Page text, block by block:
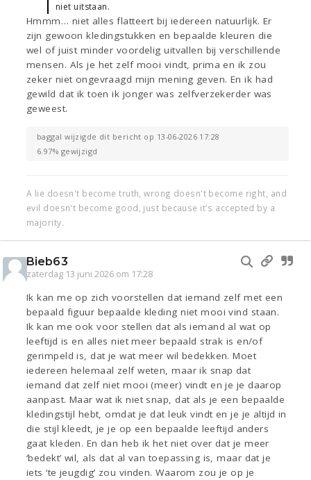
niet uitstaan.
Hmmm… niet alles flatteert bij iedereen natuurlijk. Er
zijn gewoon kledingstukken en bepaalde kleuren die
wel of juist minder voordelig uitvallen bij verschillende
mensen. Als je het zelf mooi vindt, prima en ik zou
zeker niet ongevraagd mijn mening geven. En ik had
gewild dat ik toen ik jonger was zelfverzekerder was
geweest.
baggal wijzigde dit bericht op 13-06-2026 17:28
6.97% gewijzigd
A lie doesn't become truth, wrong doesn't become right, and
evil doesn't become good, just because it's accepted by a
majority.
Bieb63
zaterdag 13 juni 2026 om 17:28
Ik kan me op zich voorstellen dat iemand zelf met een
bepaald figuur bepaalde kleding niet mooi vind staan.
Ik kan me ook voor stellen dat als iemand al wat op
leeftijd is en alles niet meer bepaald strak is en/of
gerimpeld is, dat je wat meer wil bedekken. Moet
iedereen helemaal zelf weten, maar ik snap dat
iemand dat zelf niet mooi (meer) vindt en je je daarop
aanpast. Maar wat ik niet snap, dat als je een bepaalde
kledingstijl hebt, omdat je dat leuk vindt en je je altijd in
die stijl kleedt, je je op een bepaalde leeftijd anders
gaat kleden. En dan heb ik het niet over dat je meer
‘bedekt’ wil, als dat al van toepassing is, maar dat je
iets ‘te jeugdig’ zou vinden. Waarom zou je op je